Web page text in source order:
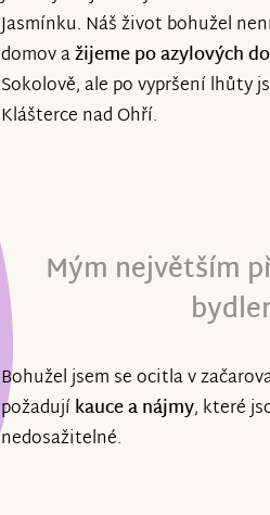
Jasmínku. Náš život bohužel
domov ažijeme po azylových
Sokolově, ale po vypršení lhůty
Klášterce nad Ohří.
Mým největším
Bohužel jsem se ocitla v
požadujíkauce a nájmy, které
nedosažitelné.